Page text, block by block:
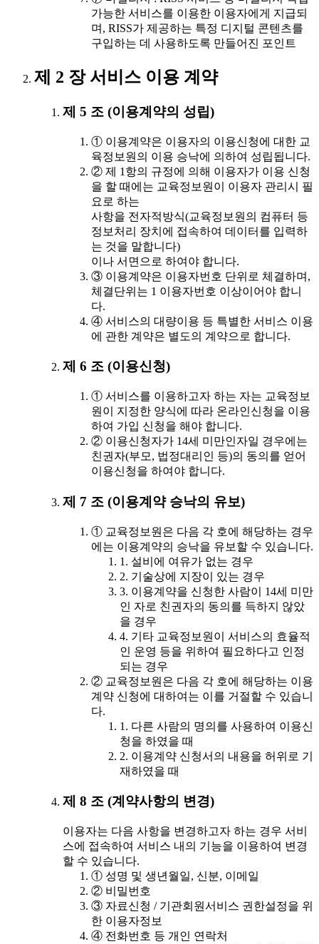
가능한 서비스를 이용한 이용자에게 지급되
며, RISS가 제공하는 특정 디지털 콘텐츠를
구입하는 데 사용하도록 만들어진 포인트
제 2 장 서비스 이용 계약
제 5 조 (이용계약의 성립)
① 이용계약은 이용자의 이용신청에 대한 교
육정보원의 이용 승낙에 의하여 성립됩니다.
② 제 1항의 규정에 의해 이용자가 이용 신청
을 할 때에는 교육정보원이 이용자 관리시 필
요로 하는
사항을 전자적방식(교육정보원의 컴퓨터 등
정보처리 장치에 접속하여 데이터를 입력하
는 것을 말합니다)
이나 서면으로 하여야 합니다.
③ 이용계약은 이용자번호 단위로 체결하며,
체결단위는 1 이용자번호 이상이어야 합니
다.
④ 서비스의 대량이용 등 특별한 서비스 이용
에 관한 계약은 별도의 계약으로 합니다.
제 6 조 (이용신청)
① 서비스를 이용하고자 하는 자는 교육정보
원이 지정한 양식에 따라 온라인신청을 이용
하여 가입 신청을 해야 합니다.
② 이용신청자가 14세 미만인자일 경우에는
친권자(부모, 법정대리인 등)의 동의를 얻어
이용신청을 하여야 합니다.
제 7 조 (이용계약 승낙의 유보)
① 교육정보원은 다음 각 호에 해당하는 경우
에는 이용계약의 승낙을 유보할 수 있습니다.
1. 설비에 여유가 없는 경우
2. 기술상에 지장이 있는 경우
3. 이용계약을 신청한 사람이 14세 미만
인 자로 친권자의 동의를 득하지 않았
을 경우
4. 기타 교육정보원이 서비스의 효율적
인 운영 등을 위하여 필요하다고 인정
되는 경우
② 교육정보원은 다음 각 호에 해당하는 이용
계약 신청에 대하여는 이를 거절할 수 있습니
다.
1. 다른 사람의 명의를 사용하여 이용신
청을 하였을 때
2. 이용계약 신청서의 내용을 허위로 기
재하였을 때
제 8 조 (계약사항의 변경)
이용자는 다음 사항을 변경하고자 하는 경우 서비
스에 접속하여 서비스 내의 기능을 이용하여 변경
할 수 있습니다.
① 성명 및 생년월일, 신분, 이메일
② 비밀번호
③ 자료신청 / 기관회원서비스 권한설정을 위
한 이용자정보
④ 전화번호 등 개인 연락처